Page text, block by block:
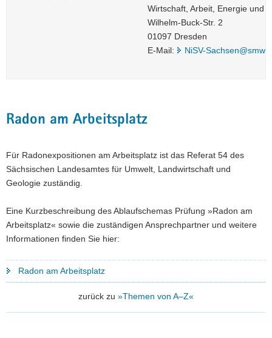
Wirtschaft, Arbeit, Energie und
Wilhelm-Buck-Str. 2
01097 Dresden
E-Mail:
NiSV-
Radon am Arbeitsplatz
Für Radonexpositionen am Arbeitsplatz ist das Referat 54 des
Sächsischen Landesamtes für Umwelt, Landwirtschaft und
Geologie zuständig.
Eine Kurzbeschreibung des Ablaufschemas Prüfung »Radon am
Arbeitsplatz« sowie die zuständigen Ansprechpartner und weitere
Informationen finden Sie hier:
Radon am Arbeitsplatz
zurück zu »Themen von A–Z«